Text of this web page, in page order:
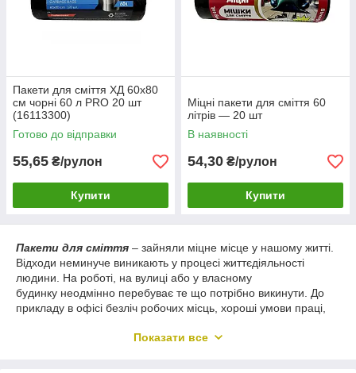
Пакети для сміття ХД 60х80
см чорні 60 л PRO 20 шт
(16113300)
Готово до відправки
55,65 ₴/рулон
Купити
Міцні пакети для сміття 60
літрів — 20 шт
В наявності
54,30 ₴/рулон
Купити
Пакети для сміття – зайняли міцне місце у нашому житті.
Відходи неминуче виникають у процесі життєдіяльності
людини. На роботі, на вулиці або у власному
будинку неодмінно перебуває те що потрібно викинути. До
прикладу в офісі безліч робочих місць, хороші умови праці,
відходів. Мішки для сміття стануть чудовою альтернативою
Показати все